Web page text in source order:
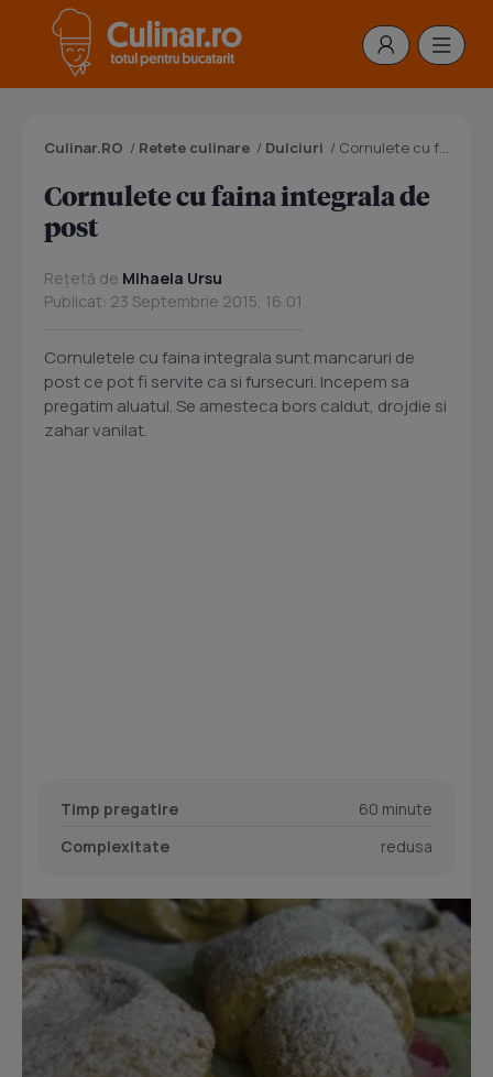
Culinar.RO / Retete culinare / Dulciuri / Cornulete cu faina integrala de post
Cornulete cu faina integrala de
post
Rețetă de Mihaela Ursu
Publicat: 23 Septembrie 2015, 16:01
Cornuletele cu faina integrala sunt mancaruri de
post ce pot fi servite ca si fursecuri. Incepem sa
pregatim aluatul. Se amesteca bors caldut, drojdie si
zahar vanilat.
Timp pregatire
60 minute
Complexitate
redusa